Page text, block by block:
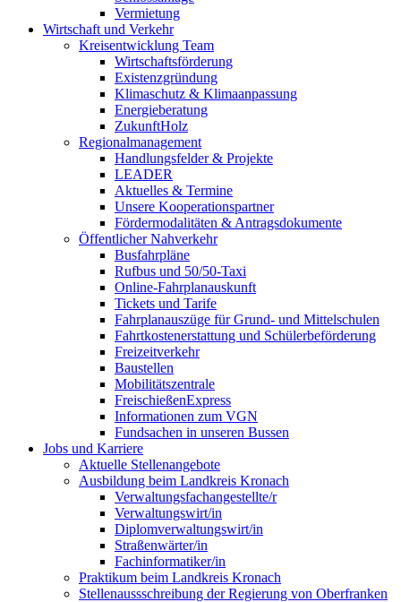
Vermietung
Wirtschaft und Verkehr
Kreisentwicklung Team
Wirtschaftsförderung
Existenzgründung
Klimaschutz & Klimaanpassung
Energieberatung
ZukunftHolz
Regionalmanagement
Handlungsfelder & Projekte
LEADER
Aktuelles & Termine
Unsere Kooperationspartner
Fördermodalitäten & Antragsdokumente
Öffentlicher Nahverkehr
Busfahrpläne
Rufbus und 50/50-Taxi
Online-Fahrplanauskunft
Tickets und Tarife
Fahrplanauszüge für Grund- und Mittelschulen
Fahrtkostenerstattung und Schülerbeförderung
Freizeitverkehr
Baustellen
Mobilitätszentrale
FreischießenExpress
Informationen zum VGN
Fundsachen in unseren Bussen
Jobs und Karriere
Aktuelle Stellenangebote
Ausbildung beim Landkreis Kronach
Verwaltungsfachangestellte/r
Verwaltungswirt/in
Diplomverwaltungswirt/in
Straßenwärter/in
Fachinformatiker/in
Praktikum beim Landkreis Kronach
Stellenaussschreibung der Regierung von Oberfranken